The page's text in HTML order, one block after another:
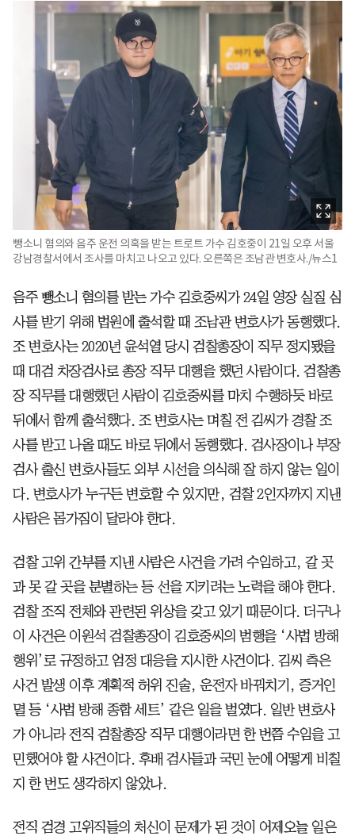
뺑소니 혐의와 음주 운전 의혹을 받는 트로트 가수 김호중이 21일 오후 서울
강남경찰서에서 조사를 마치고 나오고 있다. 오른쪽은 조남관 변호사./뉴스1
음주 뺑소니 혐의를 받는 가수 김호중씨가 24일 영장 실질 심
사를 받기 위해 법원에 출석할 때 조남관 변호사가 동행했다.
조 변호사는 2020년 윤석열 당시 검찰총장이 직무 정지됐을
때 대검 차장검사로 총장 직무 대행을 했던 사람이다. 검찰총
장 직무를 대행했던 사람이 김호중씨를 마치 수행하듯 바로
뒤에서 함께 출석했다. 조 변호사는 며칠 전 김씨가 경찰 조
사를 받고 나올 때도 바로 뒤에서 동행했다. 검사장이나 부장
검사 출신 변호사들도 외부 시선을 의식해 잘 하지 않는 일이
다. 변호사가 누구든 변호할 수 있지만, 검찰 2인자까지 지낸
사람은 몸가짐이 달라야 한다.
검찰 고위 간부를 지낸 사람은 사건을 가려 수임하고, 갈 곳
과 못 갈 곳을 분별하는 등 선을 지키려는 노력을 해야 한다.
검찰 조직 전체와 관련된 위상을 갖고 있기 때문이다. 더구나
이 사건은 이원석 검찰총장이 김호중씨의 범행을 ‘사법 방해
행위’로 규정하고 엄정 대응을 지시한 사건이다. 김씨 측은
사건 발생 이후 계획적 허위 진술, 운전자 바꿔치기, 증거인
멸 등 ‘사법 방해 종합 세트’ 같은 일을 벌였다. 일반 변호사
가 아니라 전직 검찰총장 직무 대행이라면 한 번쯤 수임을 고
민했어야 할 사건이다. 후배 검사들과 국민 눈에 어떻게 비칠
지 한 번도 생각하지 않았나.
전직 검경 고위직들의 처신이 문제가 된 것이 어제오늘 일은